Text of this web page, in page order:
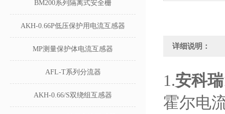
BM200系列隔离式安全栅
AKH-0.66P低压保护用电流互感器
MP测量保护体电流互感器
AFL-T系列分流器
AKH-0.66/S双绕组互感器
详细说明：
1.安科
霍尔电